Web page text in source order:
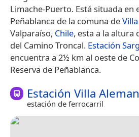
Limache-Puerto. Está situada en
Peñablanca de la comuna de
Valparaíso, Chile, esta a la altura
del Camino Troncal. Estación
encuentra a 2½ km al oeste de
Reserva de Peñablanca.
Estación Villa
estación de ferrocarril